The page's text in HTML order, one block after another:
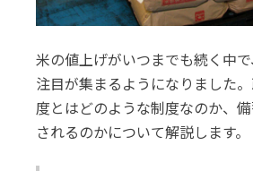
米の値上げがいつまでも続く中
注目が集まるようになりました
度とはどのような制度なのか、
されるのかについて解説します。